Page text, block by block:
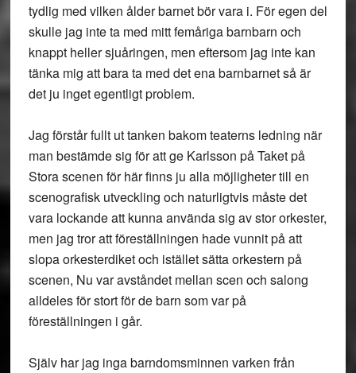
tydlig med vilken ålder barnet bör vara i. För egen del
skulle jag inte ta med mitt femåriga barnbarn och
knappt heller sjuåringen, men eftersom jag inte kan
tänka mig att bara ta med det ena barnbarnet så är
det ju inget egentligt problem.
Jag förstår fullt ut tanken bakom teaterns ledning när
man bestämde sig för att ge Karlsson på Taket på
Stora scenen för här finns ju alla möjligheter till en
scenografisk utveckling och naturligtvis måste det
vara lockande att kunna använda sig av stor orkester,
men jag tror att föreställningen hade vunnit på att
slopa orkesterdiket och istället sätta orkestern på
scenen, Nu var avståndet mellan scen och salong
alldeles för stort för de barn som var på
föreställningen i går.
Själv har jag inga barndomsminnen varken från